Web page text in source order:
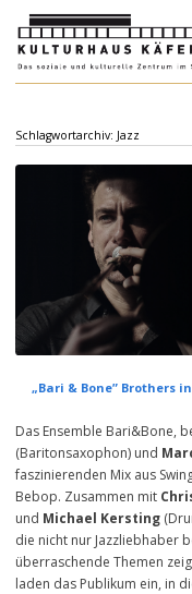
Schlagwortarchiv: Jazz
„Bari & Bone” Brothers
Das Ensemble Bari&Bone,
(Baritonsaxophon) und
faszinierenden Mix aus
Bebop. Zusammen mit
und Michael Kersting
die nicht nur Jazzliebhaber
überraschende Themen
laden das Publikum ein, in